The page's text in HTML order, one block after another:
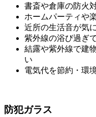
書斎や倉庫の防火
ホームパーティや
近所の生活音が気
紫外線の浴び過ぎ
結露や紫外線で建
い
電気代を節約・環
防犯ガラス